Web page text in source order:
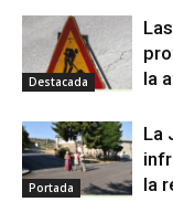
Destacada
la
Portada
La
la